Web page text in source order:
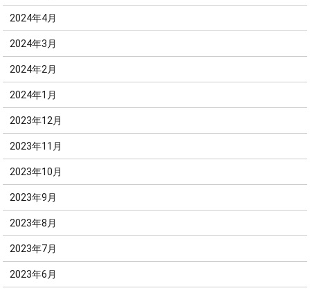
2024年4月
2024年3月
2024年2月
2024年1月
2023年12月
2023年11月
2023年10月
2023年9月
2023年8月
2023年7月
2023年6月